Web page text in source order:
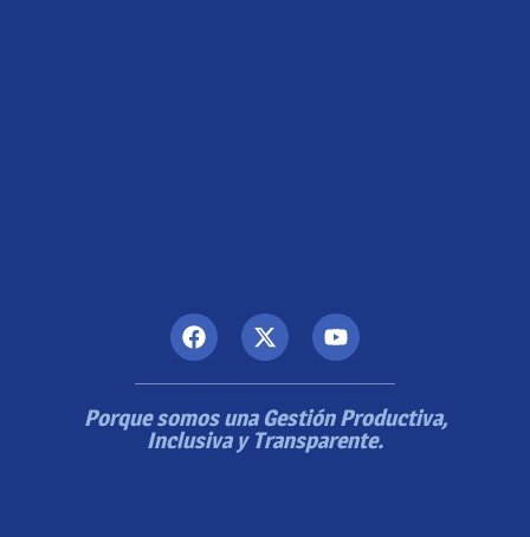
Porque somos una Gestión Productiva,
Inclusiva y Transparente.